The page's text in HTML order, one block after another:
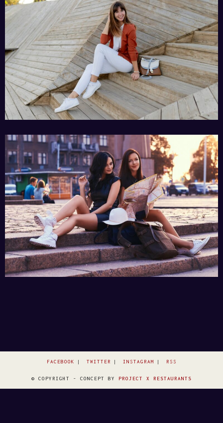
FACEBOOK TWITTER INSTAGRAM RSS
© COPYRIGHT - CONCEPT BY PROJECT X RESTAURANTS